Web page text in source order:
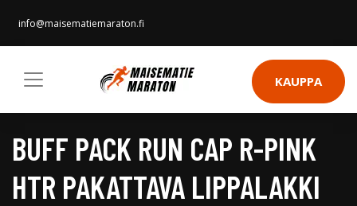
info@maisematiemaraton.fi
KAUPPA
BUFF PACK RUN CAP R-PINK
HTR PAKATTAVA LIPPALAKKI